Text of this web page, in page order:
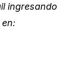
ingresando